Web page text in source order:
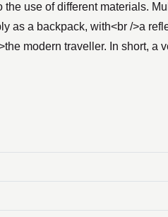
the use of different materials.
as a backpack, with<br />a
modern traveller. In short, a